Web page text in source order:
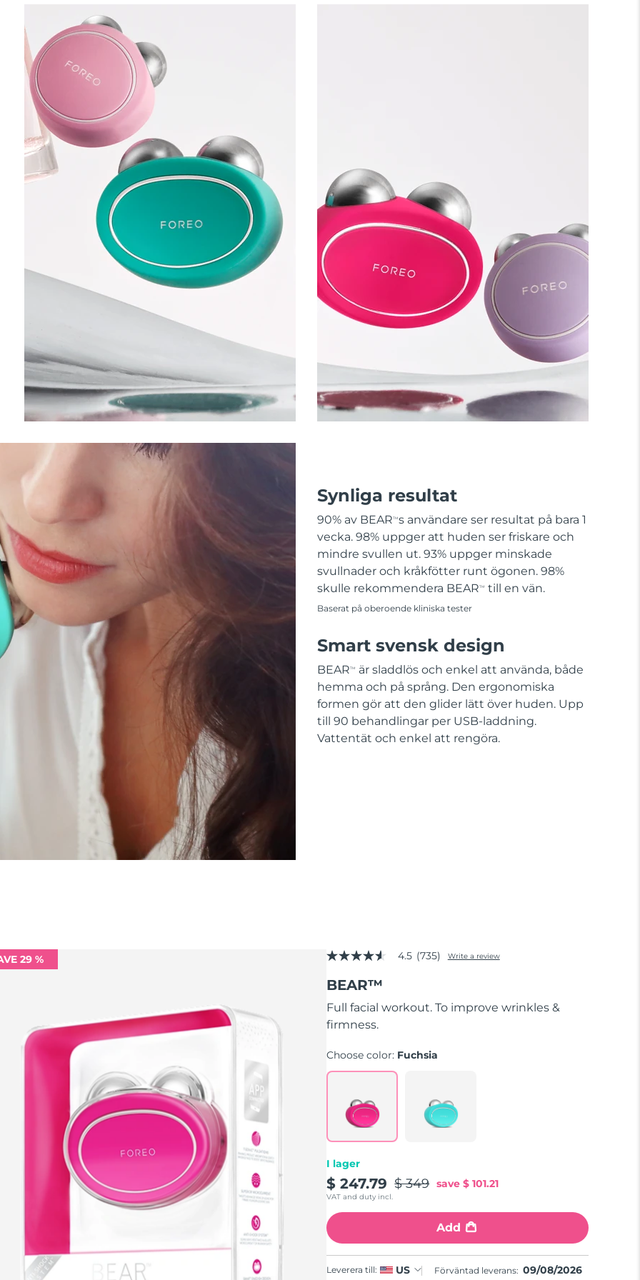
Synliga resultat
90% av BEARTMs användare ser resultat på bara 1
vecka. 98% uppger att huden ser friskare och
mindre svullen ut. 93% uppger minskade
svullnader och kråkfötter runt ögonen. 98%
skulle rekommendera BEARTM till en vän.
Baserat på oberoende kliniska tester
Smart svensk design
BEARTM
är sladdlös och enkel att använda, både
hemma och på språng. Den ergonomiska
formen gör att den glider lätt över huden. Upp
till 90 behandlingar per USB-laddning.
Vattentät och enkel att rengöra.
29 %
4.5
of
stars,
average
rating
Read
Reviews.
page
link.
4.5 (735) Write a review
BEAR™
Full facial workout. To improve wrinkles &
firmness.
Choose color: Fuchsia
I lager
$ 247.79 $ 349 save $ 101.21
VAT and duty incl.
Add
Leverera till: US Förväntad leverans: 09/08/2026